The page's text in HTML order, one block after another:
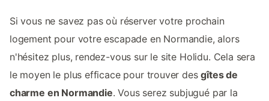
Si vous ne savez pas où réserver votre prochain
logement pour votre escapade en Normandie, alors
n'hésitez plus, rendez-vous sur le site Holidu. Cela sera
le moyen le plus efficace pour trouver desgîtes de
charme en Normandie. Vous serez subjugué par la